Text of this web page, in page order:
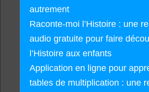
autrement
Raconte-moi l’Histoire : une
audio gratuite pour faire
l’Histoire aux enfants
Application en ligne pour
tables de multiplication : une